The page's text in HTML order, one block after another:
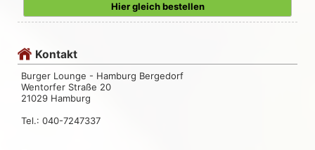
Hier gleich bestellen
Kontakt
Burger Lounge - Hamburg Bergedorf
Wentorfer Straße 20
21029 Hamburg
Tel.: 040-7247337